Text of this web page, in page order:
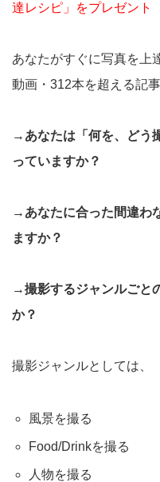
達レシピ」をプレゼント
あなたがすぐに写真を上
動画・312本を超える記
→あなたは「何を、どう
っていますか？
→あなたに合った間違わ
ますか？
→撮影するジャンルごと
か？
撮影ジャンルとしては、
風景を撮る
Food/Drinkを撮る
人物を撮る